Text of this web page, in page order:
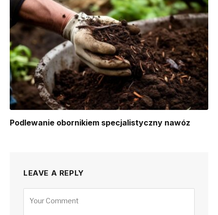
Podlewanie obornikiem specjalistyczny nawóz
LEAVE A REPLY